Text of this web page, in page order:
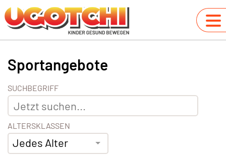
Sportangebote
SUCHBEGRIFF
ALTERSKLASSEN
Jedes Alter